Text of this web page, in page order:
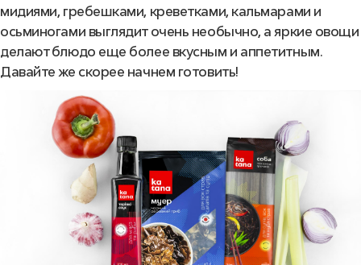
мидиями, гребешками, креветками, кальмарами и
осьминогами выглядит очень необычно, а яркие овощи
делают блюдо еще более вкусным и аппетитным.
Давайте же скорее начнем готовить!